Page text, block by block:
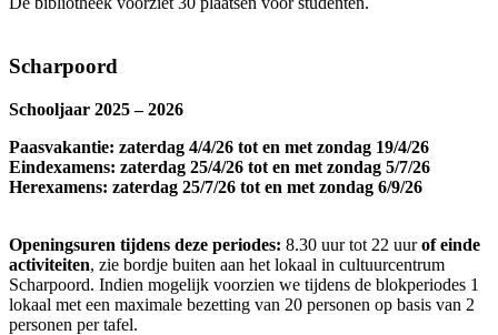
Scharpoord
Schooljaar 2025 – 2026
Paasvakantie: zaterdag 4/4/26 tot en met zondag 19/4/26
Eindexamens: zaterdag 25/4/26 tot en met zondag 5/7/26
Herexamens: zaterdag 25/7/26 tot en met zondag 6/9/26
Openingsuren tijdens deze periodes: 8.30 uur tot 22 uurof einde
activiteiten, zie bordje buiten aan het lokaal in cultuurcentrum
Scharpoord. Indien mogelijk voorzien we tijdens de blokperiodes 1
lokaal met een maximale bezetting van 20 personen op basis van 2
personen per tafel.